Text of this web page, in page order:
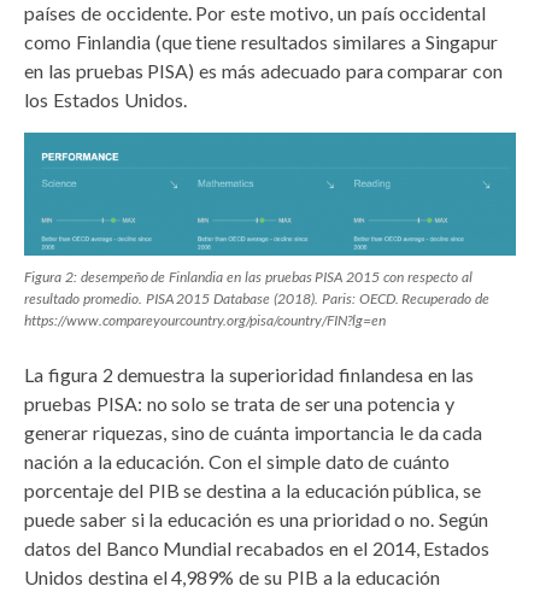
países de occidente. Por este motivo, un país occidental
como Finlandia (que tiene resultados similares a Singapur
en las pruebas PISA) es más adecuado para comparar con
los Estados Unidos.
Figura 2: desempeño de Finlandia en las pruebas PISA 2015 con respecto al
resultado promedio. PISA 2015 Database (2018). Paris: OECD. Recuperado de
https://www.compareyourcountry.org/pisa/country/FIN?lg=en
La figura 2 demuestra la superioridad finlandesa en las
pruebas PISA: no solo se trata de ser una potencia y
generar riquezas, sino de cuánta importancia le da cada
nación a la educación. Con el simple dato de cuánto
porcentaje del PIB se destina a la educación pública, se
puede saber si la educación es una prioridad o no. Según
datos del Banco Mundial recabados en el 2014, Estados
Unidos destina el 4,989% de su PIB a la educación